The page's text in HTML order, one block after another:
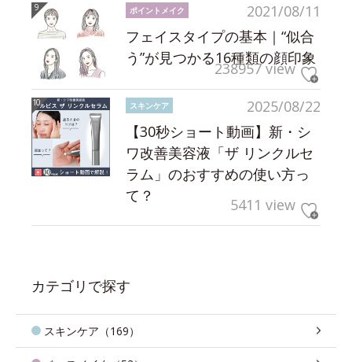
2021/08/11
ポイントメイク
フェイスタイプの基本｜“似合
う”が見つかる16種類の顔印象
238957 view
2025/08/22
スキンケア
【30秒ショート動画】新・シ
ワ改善美容液「ザ リンクルセ
ラム」のおすすめの使い方っ
て？
5411 view
カテゴリで探す
スキンケア（169）